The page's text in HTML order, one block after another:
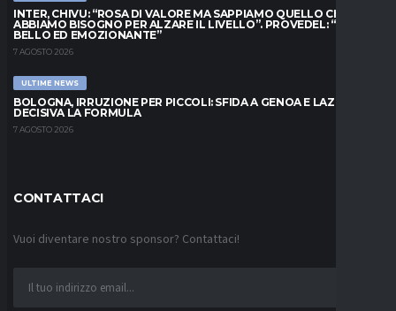
INTER, CHIVU: “ROSA DI VALORE MA SAPPIAMO QUELLO CHE
ABBIAMO BISOGNO PER ALZARE IL LIVELLO”. PROVEDEL: “MESE
BELLO ED EMOZIONANTE”
7 AGOSTO 2026
ULTIME NEWS
BOLOGNA, IRRUZIONE PER PICCOLI: SFIDA A GENOA E LAZIO,
DECISIVA LA FORMULA
7 AGOSTO 2026
CONTATTACI
Vuoi diventare nostro sponsor? Contattaci!